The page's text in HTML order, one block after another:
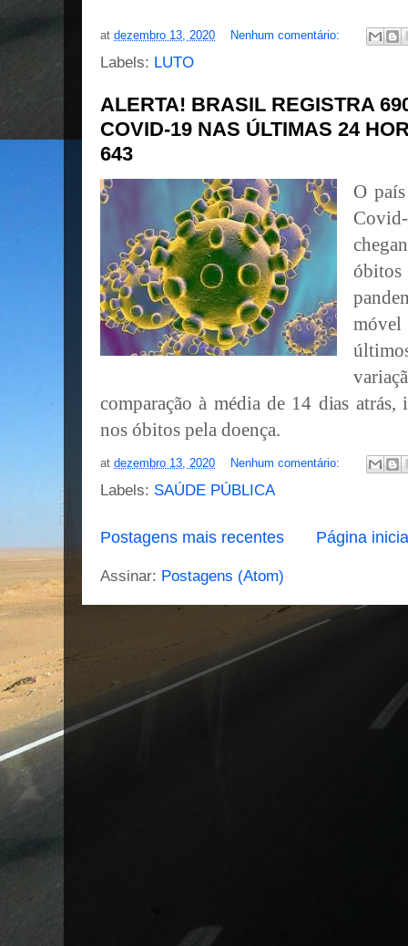
at dezembro 13, 2020 Nenhum comentário:
Labels: LUTO
ALERTA! BRASIL REGISTRA
COVID-19 NAS ÚLTIMAS 24
643
O
comparação à média de 14 dias
nos óbitos pela doença.
at dezembro 13, 2020 Nenhum comentário:
Labels: SAÚDE PÚBLICA
Postagens mais recentes Página
Assinar: Postagens (Atom)